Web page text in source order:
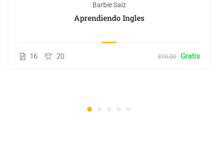
Barbie Saiz
Aprendiendo Ingles
16 20 $10.00 Gratis